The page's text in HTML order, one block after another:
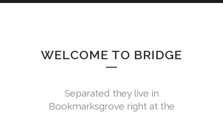
WELCOME TO BRIDGE
Separated they live in
Bookmarksgrove right at the